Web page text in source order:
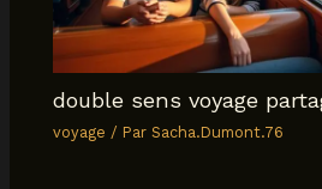
double sens voyage
voyage / ParSacha.Dumont.76